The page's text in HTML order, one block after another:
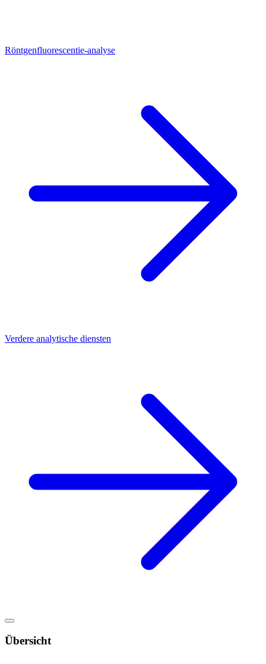
Röntgenfluorescentie-analyse
Verdere analytische diensten
Übersicht